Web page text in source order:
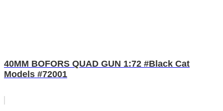
40MM BOFORS QUAD GUN 1:72 #Black Cat
Models #72001